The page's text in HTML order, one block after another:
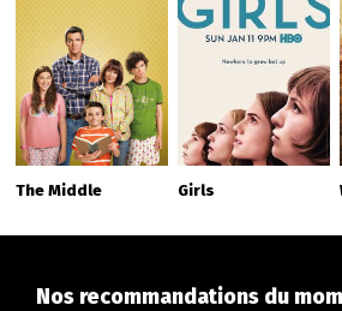
The Middle Girls
Nos recommandations du